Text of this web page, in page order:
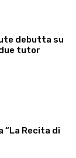
debutta su
tutor
“La Recita di